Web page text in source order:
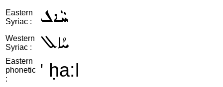
Eastern
Syriac :
ܚܵܐܠ
Western
Syriac :
ܚܳܐܠ
Eastern
phonetic
:
' ḥa:l